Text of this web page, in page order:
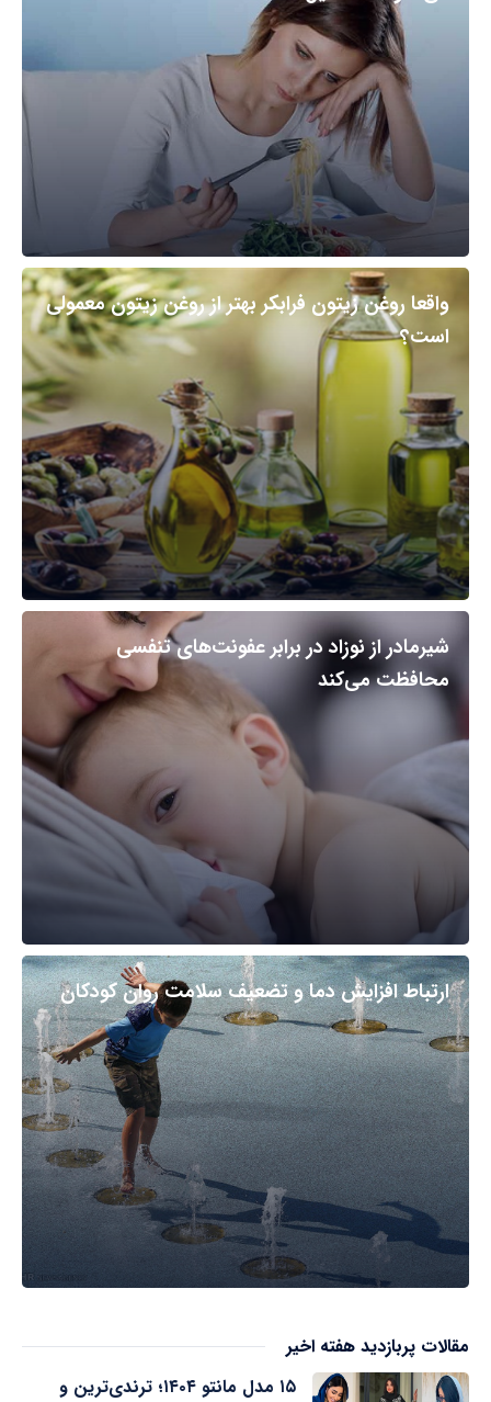
واقعا روغن زیتون فرابکر بهتر از روغن زیتون معمولی
است؟
شیرمادر از نوزاد در برابر عفونت‌های تنفسی
محافظت می‌کند
ارتباط افزایش دما و تضعیف سلامت روان کودکان
مقالات پربازدید هفته اخیر
۱۵ مدل مانتو ۱۴۰۴؛ ترندی‌ترین و